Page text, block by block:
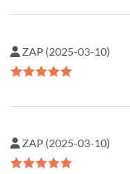
ZAP (2025-03-10)
ZAP (2025-03-10)